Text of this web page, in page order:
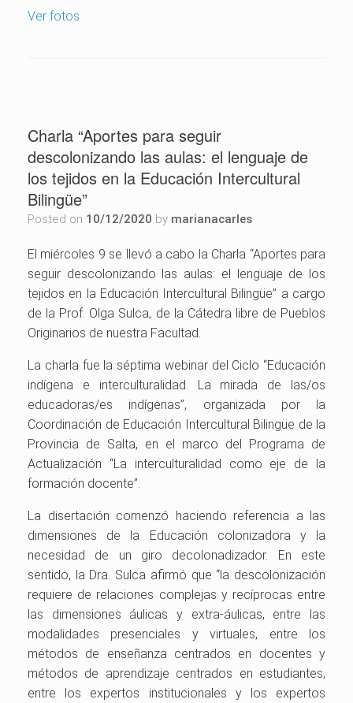
Ver fotos
Charla “Aportes para seguir
descolonizando las aulas: el lenguaje de
los tejidos en la Educación Intercultural
Bilingüe”
Posted on 10/12/2020 by marianacarles
El miércoles 9 se llevó a cabo la Charla “Aportes para
seguir descolonizando las aulas: el lenguaje de los
tejidos en la Educación Intercultural Bilingüe” a cargo
de la Prof. Olga Sulca, de la Cátedra libre de Pueblos
Originarios de nuestra Facultad.
La charla fue la séptima webinar del Ciclo “Educación
indígena e interculturalidad. La mirada de las/os
educadoras/es indígenas”, organizada por la
Coordinación de Educación Intercultural Bilingüe de la
Provincia de Salta, en el marco del Programa de
Actualización “La interculturalidad como eje de la
formación docente”.
La disertación comenzó haciendo referencia a las
dimensiones de la Educación colonizadora y la
necesidad de un giro decolonadizador. En este
sentido, la Dra. Sulca afirmó que “la descolonización
requiere de relaciones complejas y recíprocas entre
las dimensiones áulicas y extra-áulicas, entre las
modalidades presenciales y virtuales, entre los
métodos de enseñanza centrados en docentes y
métodos de aprendizaje centrados en estudiantes,
entre los expertos institucionales y los expertos